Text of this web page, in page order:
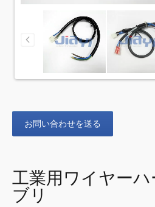
お問い合わせを送る
工業用ワイヤー
ブリ